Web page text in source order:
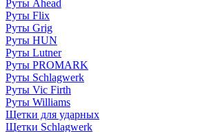
Руты Ahead
Руты Flix
Руты Grig
Руты HUN
Руты Lutner
Руты PROMARK
Руты Schlagwerk
Руты Vic Firth
Руты Williams
Щетки для ударных
Щетки Schlagwerk